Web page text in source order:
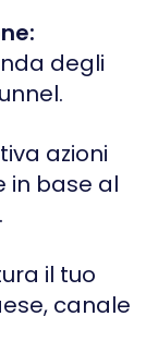
degli
azioni
in base al
il tuo
canale